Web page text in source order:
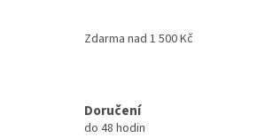
Zdarma nad 1 500 Kč
Doručení
do 48 hodin